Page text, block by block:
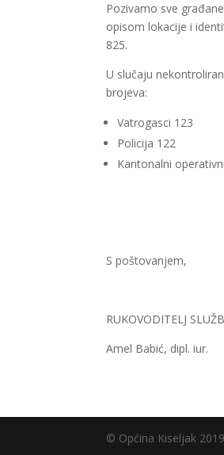
Pozivamo sve
opisom lokacije i
825.
U slučaju
brojeva:
Vatrogasci 123
Policija 122
Kantonalni
S poštovanjem,
RUKOVODITELJ
Amel Babić, dipl. iur.
© Općina Kiseljak